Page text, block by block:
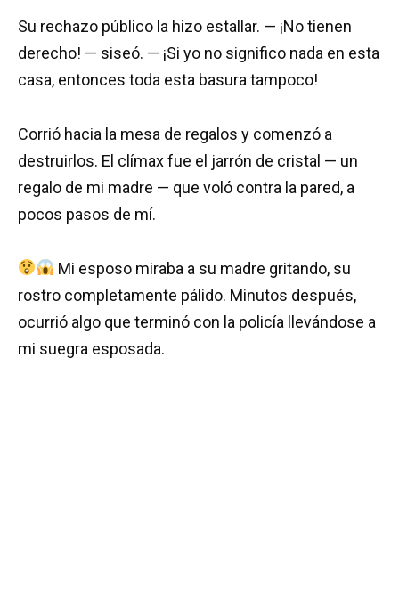
Su rechazo público la hizo estallar. — ¡No tienen
derecho! — siseó. — ¡Si yo no significo nada en esta
casa, entonces toda esta basura tampoco!
Corrió hacia la mesa de regalos y comenzó a
destruirlos. El clímax fue el jarrón de cristal — un
regalo de mi madre — que voló contra la pared, a
pocos pasos de mí.
Mi esposo miraba a su madre gritando, su
rostro completamente pálido. Minutos después,
ocurrió algo que terminó con la policía llevándose a
mi suegra esposada.